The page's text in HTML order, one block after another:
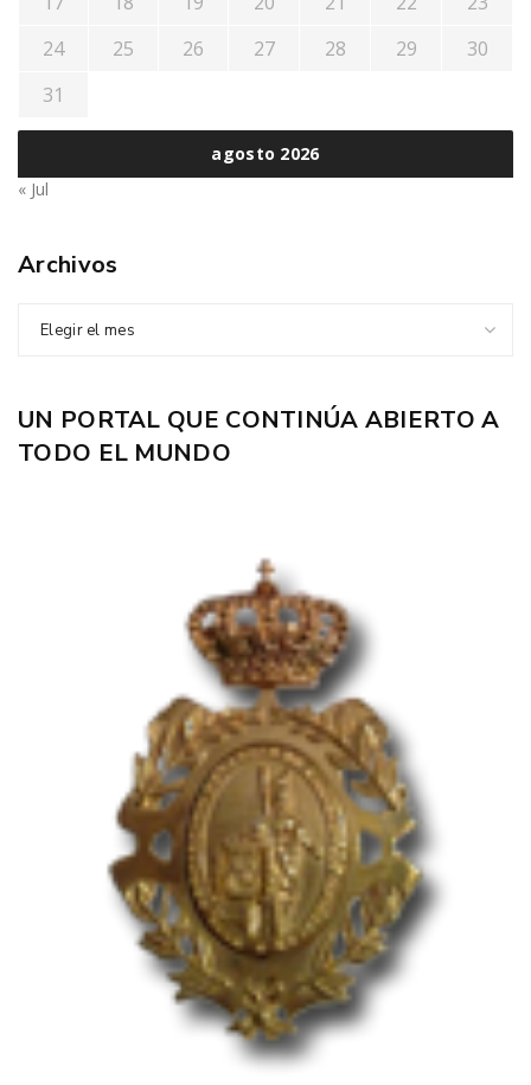
agosto 2026
24
25 26 27 28 29
30
31
« Jul
Archivos
Elegir el mes
UN PORTAL QUE CONTINÚA ABIERTO A
TODO EL MUNDO